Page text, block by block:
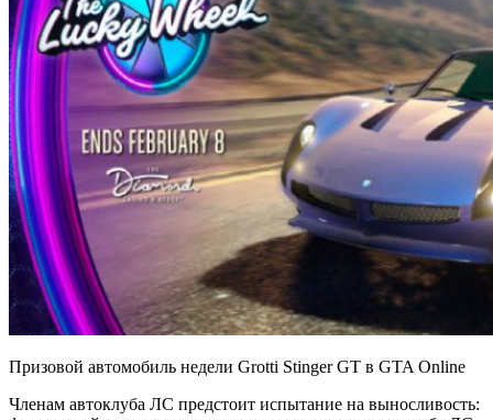
Призовой автомобиль недели Grotti Stinger GT в GTA Online
Членам автоклуба ЛС предстоит испытание на выносливость: